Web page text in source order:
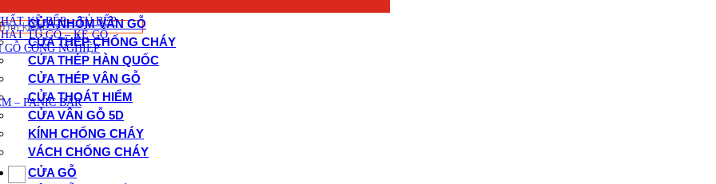
KỆ BẾP – TỦ BẾP
TỦ GỖ – KỆ GỖ
GỖ CÔNG NGHIỆP
– PANIC BAR
Tìm
kiếm:
CỬA NHÔM VÂN GỖ
CỬA THÉP CHỐNG CHÁY
CỬA THÉP HÀN QUỐC
CỬA THÉP VÂN GỖ
CỬA THOÁT HIỂM
CỬA VÂN GỖ 5D
KÍNH CHỐNG CHÁY
VÁCH CHỐNG CHÁY
CỬA GỖ